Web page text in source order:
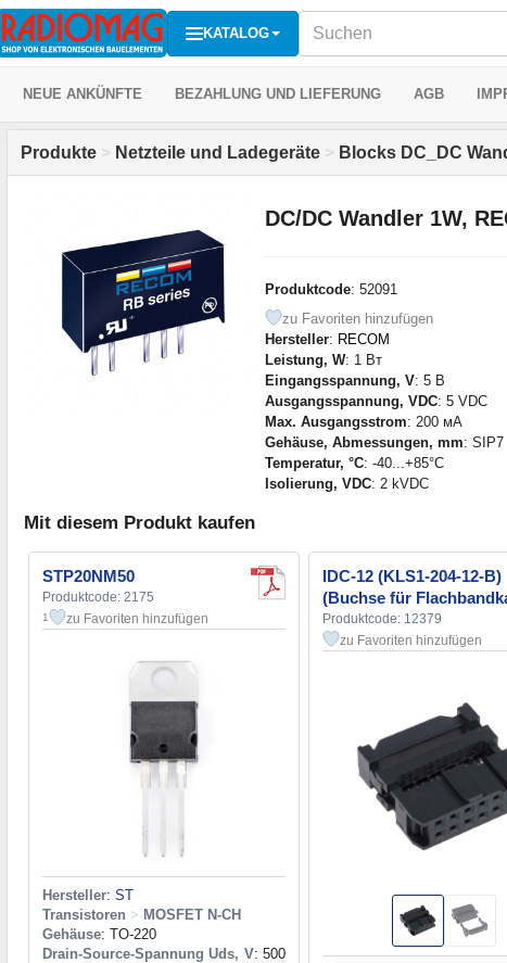
KATALOG
NEUE ANKÜNFTE BEZAHLUNG UND LIEFERUNG AGB
Produkte > Netzteile und Ladegeräte > Blocks DC_DC
DC/DC Wandler 1W,
Produktcode: 52091
zu Favoriten hinzufügen
Hersteller: RECOM
Leistung, W: 1 Вт
Eingangsspannung, V: 5 В
Ausgangsspannung, VDC: 5 VDC
Max. Ausgangsstrom: 200 мА
Gehäuse, Abmessungen, mm: SIP7
Temperatur, °C: -40...+85°С
Isolierung, VDC: 2 kVDC
Mit diesem Produkt kaufen
STP20NM50
Produktcode: 2175
1 zu Favoriten hinzufügen
Hersteller: ST
Transistoren > MOSFET N-CH
Gehäuse: TO-220
Drain-Source-Spannung Uds, V: 500
IDC-12 (KLS1-204-12-B)
(Buchse für
Produktcode: 12379
zu Favoriten hinzufügen